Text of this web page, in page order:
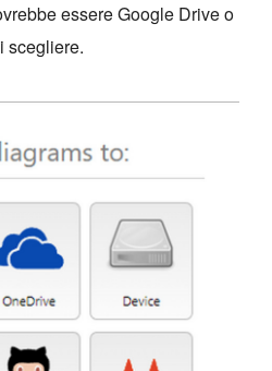
essere Google Drive o
scegliere.